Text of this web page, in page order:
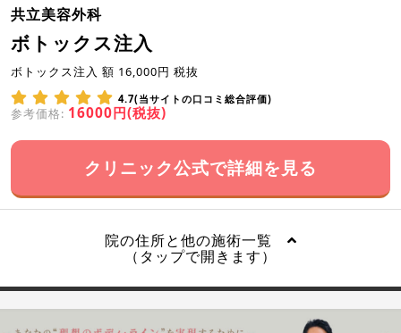
共立美容外科
ボトックス注入
ボトックス注入 額 16,000円 税抜
4.7(当サイトの口コミ総合評価)
参考価格: 16000円(税抜)
クリニック公式で詳細を見る
院の住所と他の施術一覧
（タップで開きます）